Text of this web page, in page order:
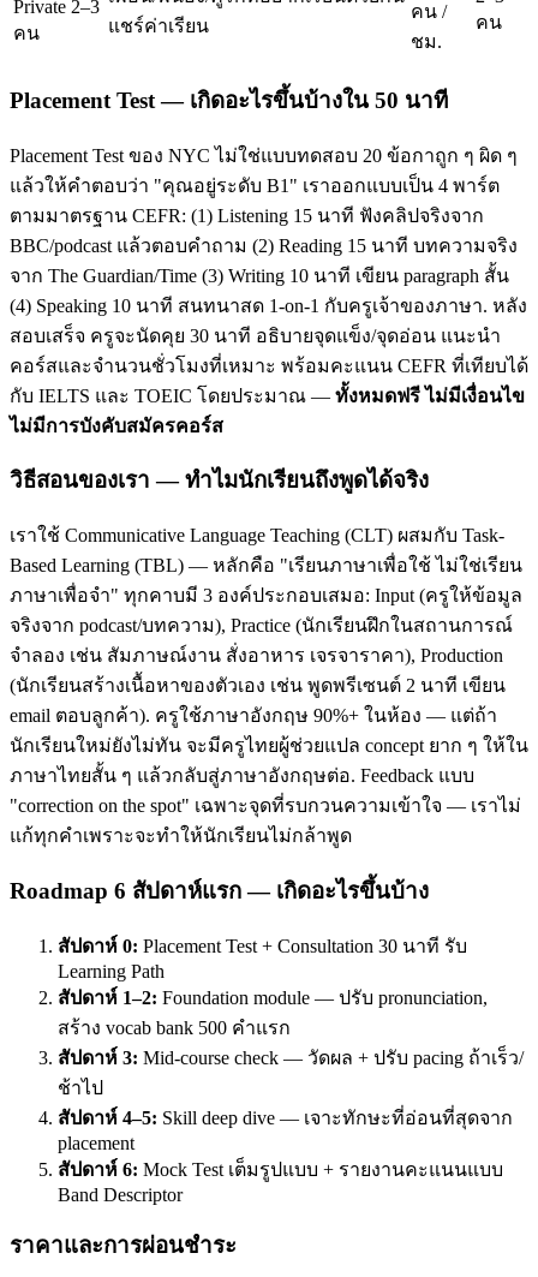
Private 2–3
คน
แชร์ค่าเรียน
คน /
ชม.
คน
Placement Test — เกิดอะไรขึ้นบ้างใน 50 นาที
Placement Test ของ NYC ไม่ใช่แบบทดสอบ 20 ข้อกาถูก ๆ ผิด ๆ
แล้วให้คำตอบว่า "คุณอยู่ระดับ B1" เราออกแบบเป็น 4 พาร์ต
ตามมาตรฐาน CEFR: (1) Listening 15 นาที ฟังคลิปจริงจาก
BBC/podcast แล้วตอบคำถาม (2) Reading 15 นาที บทความจริง
จาก The Guardian/Time (3) Writing 10 นาที เขียน paragraph สั้น
(4) Speaking 10 นาที สนทนาสด 1-on-1 กับครูเจ้าของภาษา. หลัง
สอบเสร็จ ครูจะนัดคุย 30 นาที อธิบายจุดแข็ง/จุดอ่อน แนะนำ
คอร์สและจำนวนชั่วโมงที่เหมาะ พร้อมคะแนน CEFR ที่เทียบได้
กับ IELTS และ TOEIC โดยประมาณ — ทั้งหมดฟรี ไม่มีเงื่อนไข
ไม่มีการบังคับสมัครคอร์ส
วิธีสอนของเรา — ทำไมนักเรียนถึงพูดได้จริง
เราใช้ Communicative Language Teaching (CLT) ผสมกับ Task-
Based Learning (TBL) — หลักคือ "เรียนภาษาเพื่อใช้ ไม่ใช่เรียน
ภาษาเพื่อจำ" ทุกคาบมี 3 องค์ประกอบเสมอ: Input (ครูให้ข้อมูล
จริงจาก podcast/บทความ), Practice (นักเรียนฝึกในสถานการณ์
จำลอง เช่น สัมภาษณ์งาน สั่งอาหาร เจรจาราคา), Production
(นักเรียนสร้างเนื้อหาของตัวเอง เช่น พูดพรีเซนต์ 2 นาที เขียน
email ตอบลูกค้า). ครูใช้ภาษาอังกฤษ 90%+ ในห้อง — แต่ถ้า
นักเรียนใหม่ยังไม่ทัน จะมีครูไทยผู้ช่วยแปล concept ยาก ๆ ให้ใน
ภาษาไทยสั้น ๆ แล้วกลับสู่ภาษาอังกฤษต่อ. Feedback แบบ
"correction on the spot" เฉพาะจุดที่รบกวนความเข้าใจ — เราไม่
แก้ทุกคำเพราะจะทำให้นักเรียนไม่กล้าพูด
Roadmap 6 สัปดาห์แรก — เกิดอะไรขึ้นบ้าง
สัปดาห์ 0: Placement Test + Consultation 30 นาที รับ
Learning Path
สัปดาห์ 1–2: Foundation module — ปรับ pronunciation,
สร้าง vocab bank 500 คำแรก
สัปดาห์ 3: Mid-course check — วัดผล + ปรับ pacing ถ้าเร็ว/
ช้าไป
สัปดาห์ 4–5: Skill deep dive — เจาะทักษะที่อ่อนที่สุดจาก
placement
สัปดาห์ 6: Mock Test เต็มรูปแบบ + รายงานคะแนนแบบ
Band Descriptor
ราคาและการผ่อนชำระ